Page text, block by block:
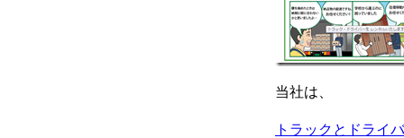
当社は、
トラックとドライ